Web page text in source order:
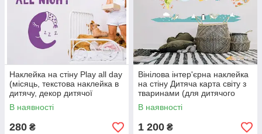
Наклейка на стіну Play all day
(місяць, текстова наклейка в
дитячу, декор дитячої
хлопчика та дівчинки)
В наявності
280 ₴
Вінілова інтер'єрна наклейка
на стіну Дитяча карта світу з
тваринами (для дитячого
садка, кімнати, школи)
В наявності
1 200 ₴